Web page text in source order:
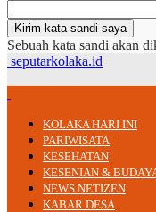
Sebuah kata sandi akan
seputarkolaka.id
KOLAKA HARI INI
PARIWISATA
KESEHATAN
KESENIAN &
NEWS NETIZEN
KABAR DESA